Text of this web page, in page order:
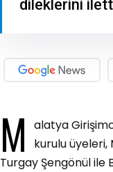
dileklerini
M
alatya
kurulu üyeleri,
Turgay Şengönül ile